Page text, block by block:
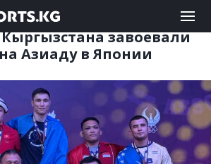
31.05.2026 14:11
завоевали
Азиаду в Японии